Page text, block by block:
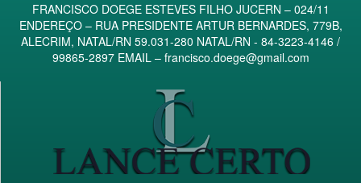
FRANCISCO DOEGE ESTEVES FILHO JUCERN – 024/11
ENDEREÇO – RUA PRESIDENTE ARTUR BERNARDES, 779B,
ALECRIM, NATAL/RN 59.031-280 NATAL/RN - 84-3223-4146 /
99865-2897 EMAIL – francisco.doege@gmail.com